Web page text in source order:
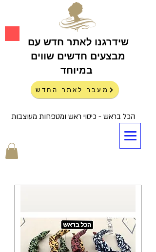
הכל בראש - כיסוי ראש ומטפחות מעוצבות
שידרגנו לאתר חדש עם
מבצעים חדשים שווים
מעבר לאתר החדש